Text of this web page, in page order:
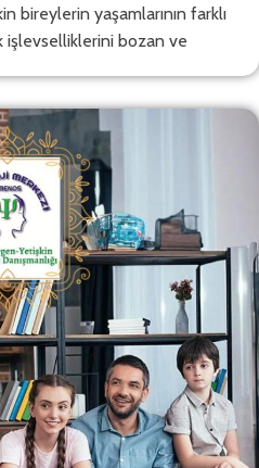
bireylerin yaşamlarının farklı
bozan ve